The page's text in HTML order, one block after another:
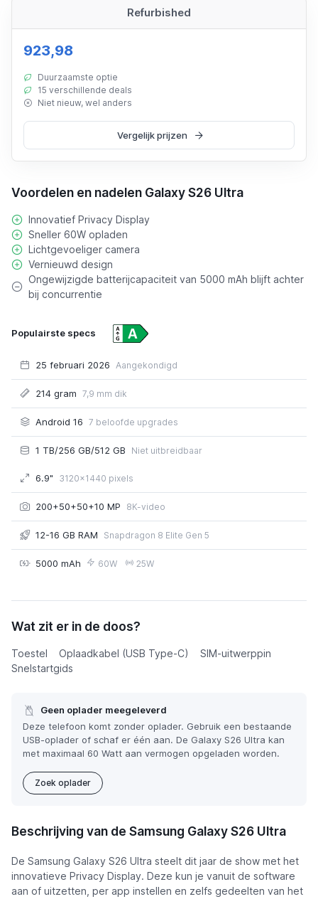
Refurbished
923,98
Duurzaamste optie
15 verschillende deals
Niet nieuw, wel anders
Vergelijk prijzen
Voordelen en nadelen Galaxy S26 Ultra
Innovatief Privacy Display
Sneller 60W opladen
Lichtgevoeliger camera
Vernieuwd design
Ongewijzigde batterijcapaciteit van 5000 mAh blijft achter
bij concurrentie
Populairste specs
25 februari 2026 Aangekondigd
214 gram 7,9 mm dik
Android 16 7 beloofde upgrades
1 TB/256 GB/512 GB Niet uitbreidbaar
6.9" 3120x1440 pixels
200+50+50+10 MP 8K-video
12-16 GB RAM Snapdragon 8 Elite Gen 5
5000 mAh 60W 25W
€ 949,00of € 47,50 p/m
Wat zit er in de doos?
Toestel Oplaadkabel (USB Type-C)
SIM-uitwerppin
Snelstartgids
Geen oplader meegeleverd
Deze telefoon komt zonder oplader. Gebruik een bestaande
USB-oplader of schaf er één aan. De Galaxy S26 Ultra kan
met maximaal 60 Watt aan vermogen opgeladen worden.
Zoek oplader
Beschrijving van de Samsung Galaxy S26 Ultra
De Samsung Galaxy S26 Ultra steelt dit jaar de show met het
innovatieve Privacy Display. Deze kun je vanuit de software
aan of uitzetten, per app instellen en zelfs gedeelten van het